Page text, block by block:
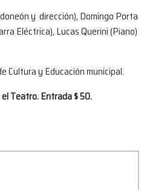
y dirección), Domingo Porta
Eléctrica), Lucas Querini (Piano)
Cultura y Educación municipal.
Teatro. Entrada $ 50.